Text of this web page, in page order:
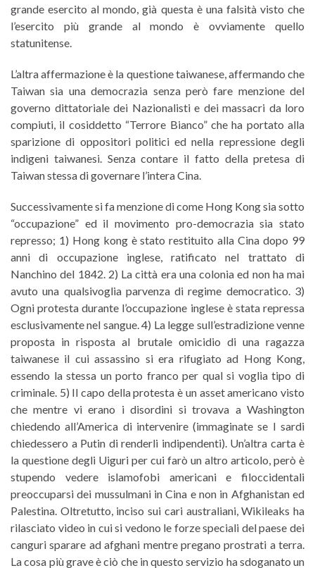
grande esercito al mondo, già questa è una falsità visto che
l’esercito più grande al mondo è ovviamente quello
statunitense.
L’altra affermazione è la questione taiwanese, affermando che
Taiwan sia una democrazia senza però fare menzione del
governo dittatoriale dei Nazionalisti e dei massacri da loro
compiuti, il cosiddetto “Terrore Bianco” che ha portato alla
sparizione di oppositori politici ed nella repressione degli
indigeni taiwanesi. Senza contare il fatto della pretesa di
Taiwan stessa di governare l’intera Cina.
Successivamente si fa menzione di come Hong Kong sia sotto
“occupazione” ed il movimento pro-democrazia sia stato
represso; 1) Hong kong è stato restituito alla Cina dopo 99
anni di occupazione inglese, ratificato nel trattato di
Nanchino del 1842. 2) La città era una colonia ed non ha mai
avuto una qualsivoglia parvenza di regime democratico. 3)
Ogni protesta durante l’occupazione inglese è stata repressa
esclusivamente nel sangue. 4) La legge sull’estradizione venne
proposta in risposta al brutale omicidio di una ragazza
taiwanese il cui assassino si era rifugiato ad Hong Kong,
essendo la stessa un porto franco per qual si voglia tipo di
criminale. 5) Il capo della protesta è un asset americano visto
che mentre vi erano i disordini si trovava a Washington
chiedendo all’America di intervenire (immaginate se I sardi
chiedessero a Putin di renderli indipendenti). Un’altra carta è
la questione degli Uiguri per cui farò un altro articolo, però è
stupendo vedere islamofobi americani e filoccidentali
preoccuparsi dei mussulmani in Cina e non in Afghanistan ed
Palestina. Oltretutto, inciso sui cari australiani, Wikileaks ha
rilasciato video in cui si vedono le forze speciali del paese dei
canguri sparare ad afghani mentre pregano prostrati a terra.
La cosa più grave è ciò che in questo servizio ha sdoganato un